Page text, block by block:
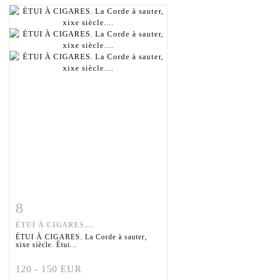
8
ÉTUI À CIGARES....
ÉTUI À CIGARES. La Corde à sauter,
xixe siècle. Étui...
120 - 150 EUR